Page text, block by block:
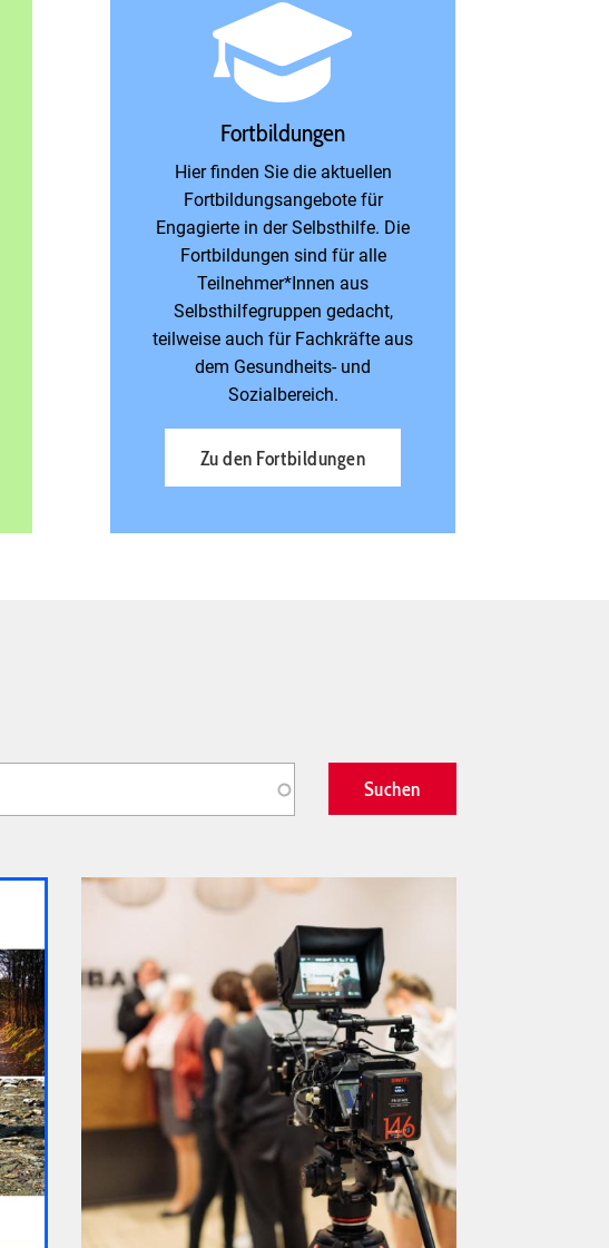
Fortbildungen
Hier finden Sie die aktuellen
Fortbildungsangebote für
Engagierte in der Selbsthilfe. Die
Fortbildungen sind für alle
Teilnehmer*Innen aus
Selbsthilfegruppen gedacht,
teilweise auch für Fachkräfte aus
dem Gesundheits- und
Sozialbereich.
Zu den Fortbildungen